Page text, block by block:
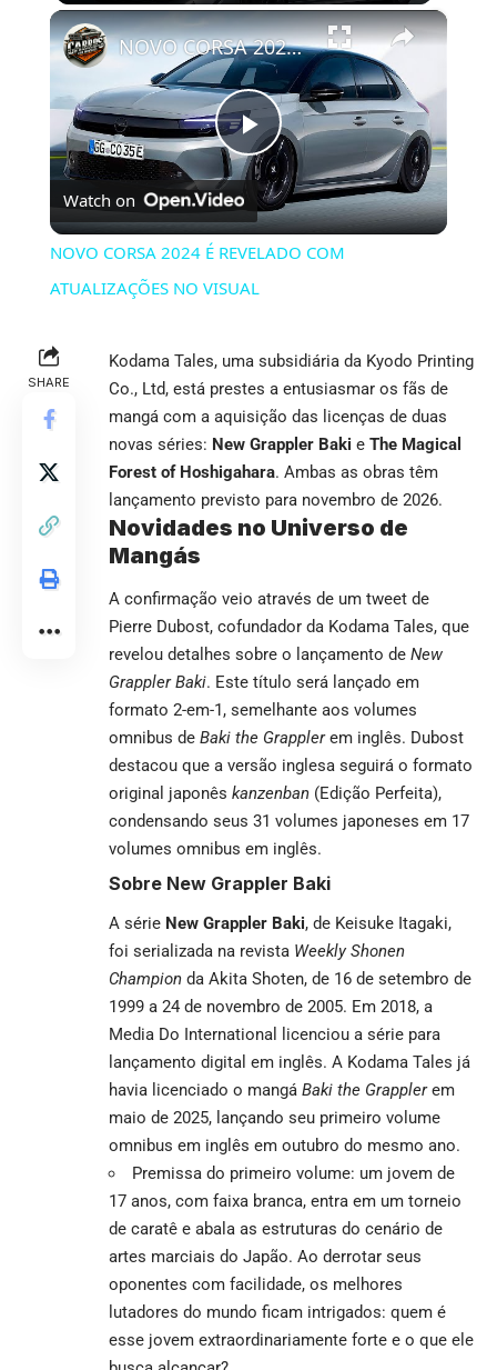
×
Play
Video
NOVO CORSA 2024 É REVELADO COM ATUALIZAÇÕES NO VISUAL
Watch on
NOVO CORSA 2024 É REVELADO COM
ATUALIZAÇÕES NO VISUAL
SHARE
Kodama Tales, uma subsidiária da Kyodo Printing
Co., Ltd, está prestes a entusiasmar os fãs de
mangá com a aquisição das licenças de duas
novas séries: New Grappler Baki e The Magical
Forest of Hoshigahara. Ambas as obras têm
lançamento previsto para novembro de 2026.
Novidades no Universo de
Mangás
A confirmação veio através de um tweet de
Pierre Dubost, cofundador da Kodama Tales, que
revelou detalhes sobre o lançamento de New
Grappler Baki. Este título será lançado em
formato 2-em-1, semelhante aos volumes
omnibus de Baki the Grapplerem inglês. Dubost
destacou que a versão inglesa seguirá o formato
original japonês kanzenban (Edição Perfeita),
condensando seus 31 volumes japoneses em 17
volumes omnibus em inglês.
Sobre New Grappler Baki
A série New Grappler Baki, de Keisuke Itagaki,
foi serializada na revista Weekly Shonen
Champion da Akita Shoten, de 16 de setembro de
1999 a 24 de novembro de 2005. Em 2018, a
Media Do International licenciou a série para
lançamento digital em inglês. A Kodama Tales já
havia licenciado o mangá Baki the Grapplerem
maio de 2025, lançando seu primeiro volume
omnibus em inglês em outubro do mesmo ano.
Premissa do primeiro volume: um jovem de
17 anos, com faixa branca, entra em um torneio
de caratê e abala as estruturas do cenário de
artes marciais do Japão. Ao derrotar seus
oponentes com facilidade, os melhores
lutadores do mundo ficam intrigados: quem é
esse jovem extraordinariamente forte e o que ele